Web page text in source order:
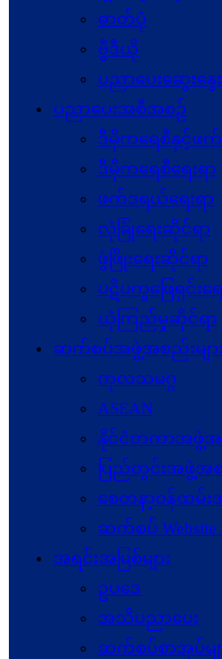
ဓာတ်ပုံ
ဗွီဒီယို
ပညာပေးဆွေးနွေး
ပညာပေးအစီအစဉ်
ဒီမိုကရေစီနှင့်ဖ
ဒီမိုကရေစီရေးရာ
ဖက်ဒရယ်ရေးရာ
လုံခြုံရေးဆိုင်ရာ
ဖွံဖြိုးရေးဆိုင်ရာ
ပဋိပက္ခ‌ဖြေရှင်းရ
ယုံကြည်မှုဆိုင်ရာ
ဆက်စပ်အဖွဲ့အစည်းမျာ
ကုလသမဂ္ဂ
ASEAN
နိုင်ငံတကာအဖွဲ့အစ
ပြည်တွင်းအဖွဲ့အစ
စေတနာ့ဝန်ထမ်း
ဆက်စပ် Website
အရင်းအမြစ်များ
ဥပဒေ
အသိပညာပေး
ဆက်စပ်စာအုပ်မျ